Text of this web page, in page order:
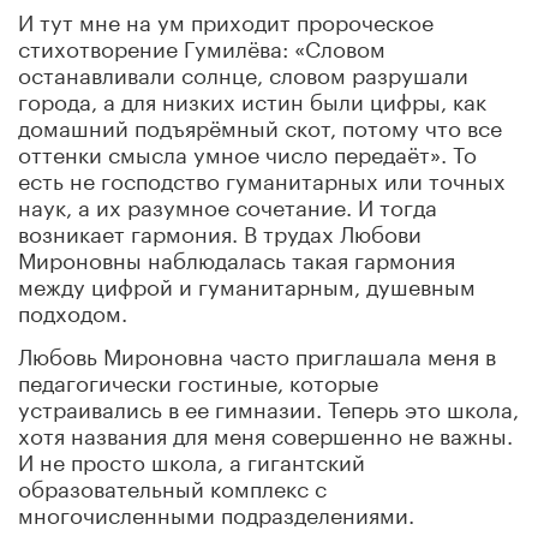
И тут мне на ум приходит пророческое
стихотворение Гумилёва: «Словом
останавливали солнце, словом разрушали
города, а для низких истин были цифры, как
домашний подъярёмный скот, потому что все
оттенки смысла умное число передаёт». То
есть не господство гуманитарных или точных
наук, а их разумное сочетание. И тогда
возникает гармония. В трудах Любови
Мироновны наблюдалась такая гармония
между цифрой и гуманитарным, душевным
подходом.
Любовь Мироновна часто приглашала меня в
педагогически гостиные, которые
устраивались в ее гимназии. Теперь это школа,
хотя названия для меня совершенно не важны.
И не просто школа, а гигантский
образовательный комплекс с
многочисленными подразделениями.